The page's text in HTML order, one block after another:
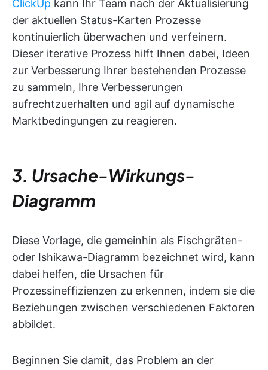
ClickUp kann Ihr Team nach der Aktualisierung
der aktuellen Status-Karten Prozesse
kontinuierlich überwachen und verfeinern.
Dieser iterative Prozess hilft Ihnen dabei, Ideen
zur Verbesserung Ihrer bestehenden Prozesse
zu sammeln, Ihre Verbesserungen
aufrechtzuerhalten und agil auf dynamische
Marktbedingungen zu reagieren.
3. Ursache-Wirkungs-
Diagramm
Diese Vorlage, die gemeinhin als Fischgräten-
oder Ishikawa-Diagramm bezeichnet wird, kann
dabei helfen, die Ursachen für
Prozessineffizienzen zu erkennen, indem sie die
Beziehungen zwischen verschiedenen Faktoren
abbildet.
Beginnen Sie damit, das Problem an der